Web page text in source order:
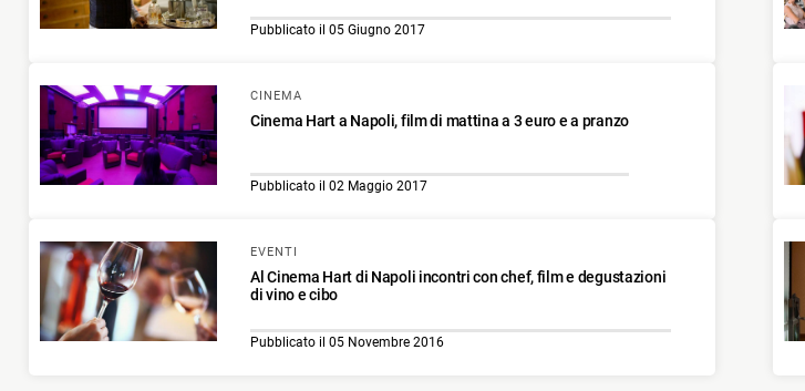
Pubblicato il 05 Giugno 2017
CINEMA
Cinema Hart a Napoli, film di mattina a 3 euro e a pranzo
Pubblicato il 02 Maggio 2017
EVENTI
Al Cinema Hart di Napoli incontri con chef, film e degustazioni
di vino e cibo
Pubblicato il 05 Novembre 2016